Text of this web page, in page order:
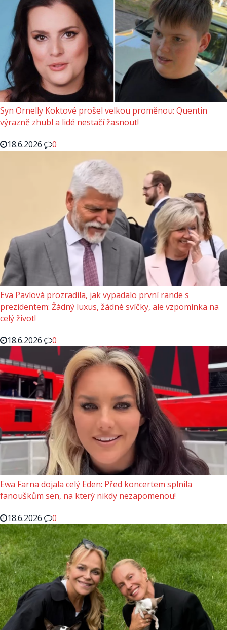
Syn Ornelly Koktové prošel velkou proměnou: Quentin
výrazně zhubl a lidé nestačí žasnout!
18.6.2026
0
Eva Pavlová prozradila, jak vypadalo první rande s
prezidentem: Žádný luxus, žádné svíčky, ale vzpomínka na
celý život!
18.6.2026
0
Ewa Farna dojala celý Eden: Před koncertem splnila
fanouškům sen, na který nikdy nezapomenou!
18.6.2026
0